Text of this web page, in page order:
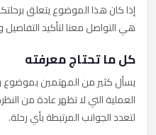
إذا كان هذا الموضوع يتعلق
هي التواصل معنا لتأكيد التفاصيل
كل ما تحتاج معرفته
يسأل كثير من المهتمين بموضوع
العملية التي لا تظهر عادة من
لتعدد الجوانب المرتبطة بأي رحلة.